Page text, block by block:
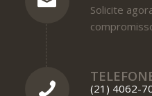
Solicite
(21) 4062-